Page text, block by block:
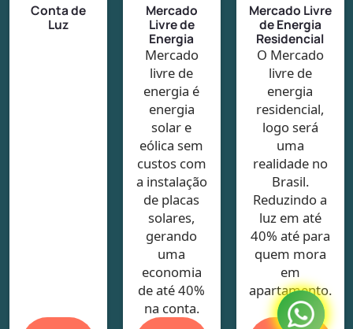
Conta de
Luz
Mercado
Livre de
Energia
Mercado
livre de
energia é
energia
solar e
eólica sem
custos com
a instalação
de placas
solares,
gerando
uma
economia
de até 40%
na conta.
Mercado Livre
de Energia
Residencial
O Mercado
livre de
energia
residencial,
logo será
uma
realidade no
Brasil.
Reduzindo a
luz em até
40% até para
quem mora
em
apartamento.